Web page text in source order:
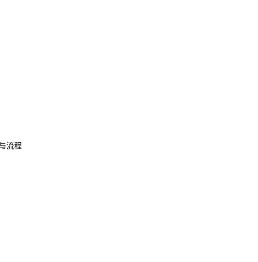
流程